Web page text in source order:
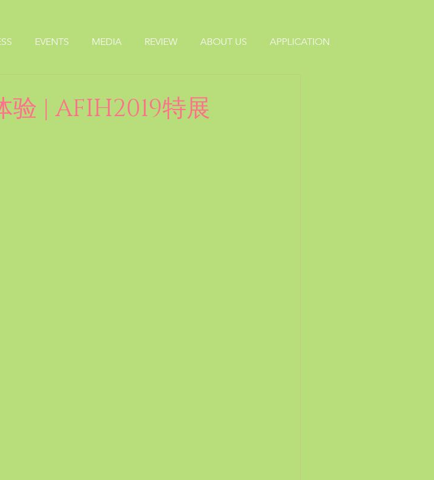
EVENTS MEDIA REVIEW ABOUT US APPLICATION
验 | AFIH2019特展